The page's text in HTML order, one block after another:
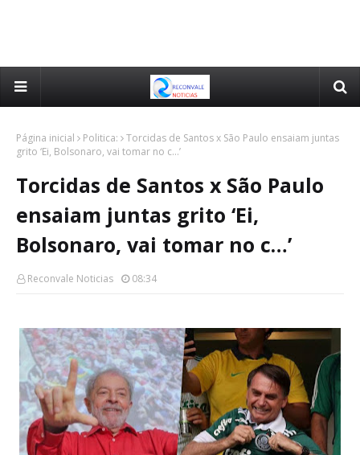
Página inicial Politica:
Torcidas de Santos x São Paulo ensaiam juntas
grito ‘Ei, Bolsonaro, vai tomar no c…’
Torcidas de Santos x São Paulo
ensaiam juntas grito ‘Ei,
Bolsonaro, vai tomar no c…’
Reconvale Noticias 08:34